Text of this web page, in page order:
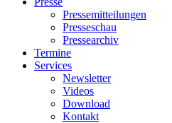
Pressemitteilungen
Presseschau
Pressearchiv
Termine
Services
Newsletter
Videos
Download
Kontakt